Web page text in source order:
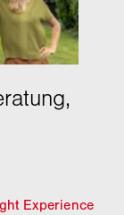
Experience